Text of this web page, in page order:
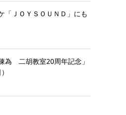
ＪＯＹＳＯＵＮＤ」にも
為 二胡教室20周年記念」